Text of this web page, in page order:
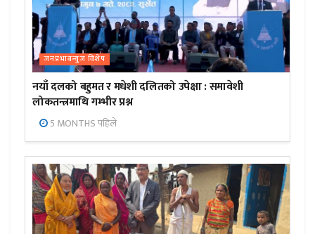
जनप्रभाबन्युज विशेष
नयाँ दलको बहुमत र मधेशी दलितको उपेक्षा : समावेशी
लोकतन्त्रमाथि गम्भीर प्रश्न
5 MONTHS पहिले